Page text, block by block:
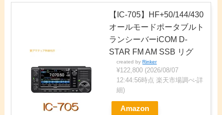
【IC-705】HF+50/144/430
オールモードポータブルト
ランシーバーiCOM D-
STAR FM AM SSB リグ
created byRinker
¥122,800 (2026/08/07
12:44:56時点 楽天市場調べ-詳
細)
Amazon